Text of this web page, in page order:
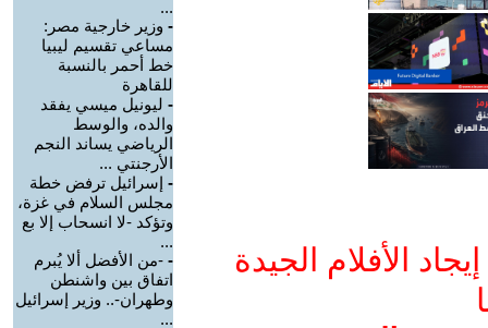
الأفلام الجيدة
...
- وزير خارجية مصر:
مساعي تقسيم ليبيا
خط أحمر بالنسبة
للقاهرة
- ليونيل ميسي يفقد
والده، والوسط
الرياضي يساند النجم
الأرجنتي ...
- إسرائيل ترفض خطة
مجلس السلام في غزة،
وتؤكد -لا انسحاب إلا بع
...
- -من الأفضل ألا يُبرم
اتفاق بين واشنطن
وطهران-.. وزير إسرائيل
...